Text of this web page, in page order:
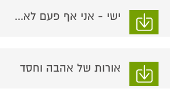
ישי - אני אף פעם לא...
אורות של אהבה וחסד